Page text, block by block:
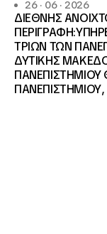
26 · 06 · 2026
ΔΙΕΘΝΗΣ
ΤΡΙΩΝ ΤΩΝ
ΔΥΤΙΚΗΣ